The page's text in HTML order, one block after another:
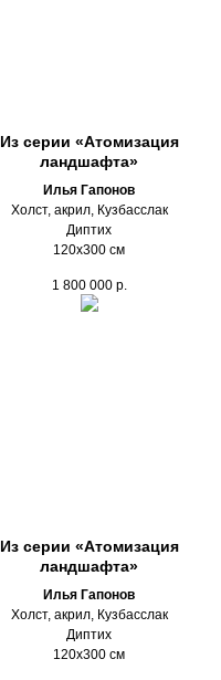
Из серии «Атомизация
ландшафта»
Илья Гапонов
Холст, акрил, Кузбасслак
Диптих
120х300 см
1 800 000 р.
Из серии «Атомизация
ландшафта»
Илья Гапонов
Холст, акрил, Кузбасслак
Диптих
120х300 см